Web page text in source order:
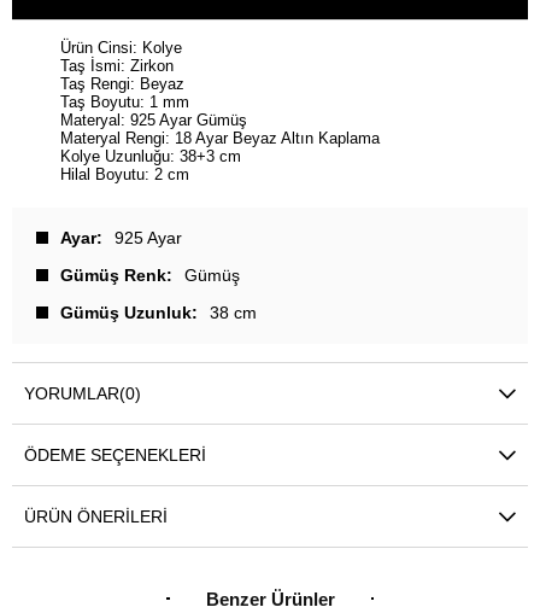
Ürün Cinsi: Kolye
Taş İsmi: Zirkon
Taş Rengi: Beyaz
Taş Boyutu: 1 mm
Materyal: 925 Ayar Gümüş
Materyal Rengi: 18 Ayar Beyaz Altın Kaplama
Kolye Uzunluğu: 38+3 cm
Hilal Boyutu: 2 cm
Ayar
925 Ayar
Gümüş Renk
Gümüş
Gümüş Uzunluk
38 cm
YORUMLAR(0)
ÖDEME SEÇENEKLERI
ÜRÜN ÖNERILERI
Benzer Ürünler